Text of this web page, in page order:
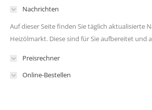
Nachrichten
Auf dieser Seite finden Sie täglich aktualisierte
Heizölmarkt. Diese sind für Sie aufbereitet und
Preisrechner
Online-Bestellen